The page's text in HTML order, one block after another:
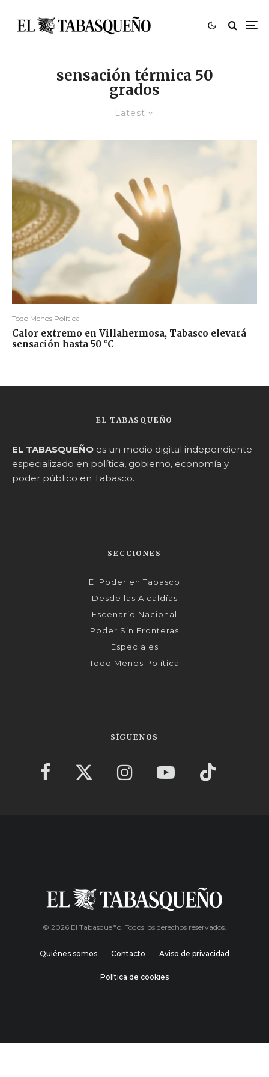
sensación térmica 50
grados
Latest
Todo Menos Política
Calor extremo en Villahermosa, Tabasco elevará
sensación hasta 50 °C
EL TABASQUEÑO
EL TABASQUEÑO es un medio digital independiente
especializado en política, gobierno, economía y
poder público en Tabasco.
SECCIONES
El Poder en Tabasco
Desde las Alcaldías
Escenario Nacional
Poder Sin Fronteras
Especiales
Todo Menos Política
SÍGUENOS
© 2026 El Tabasqueño. Todos los derechos reservados.
Quiénes somos Contacto Aviso de privacidad
Política de cookies